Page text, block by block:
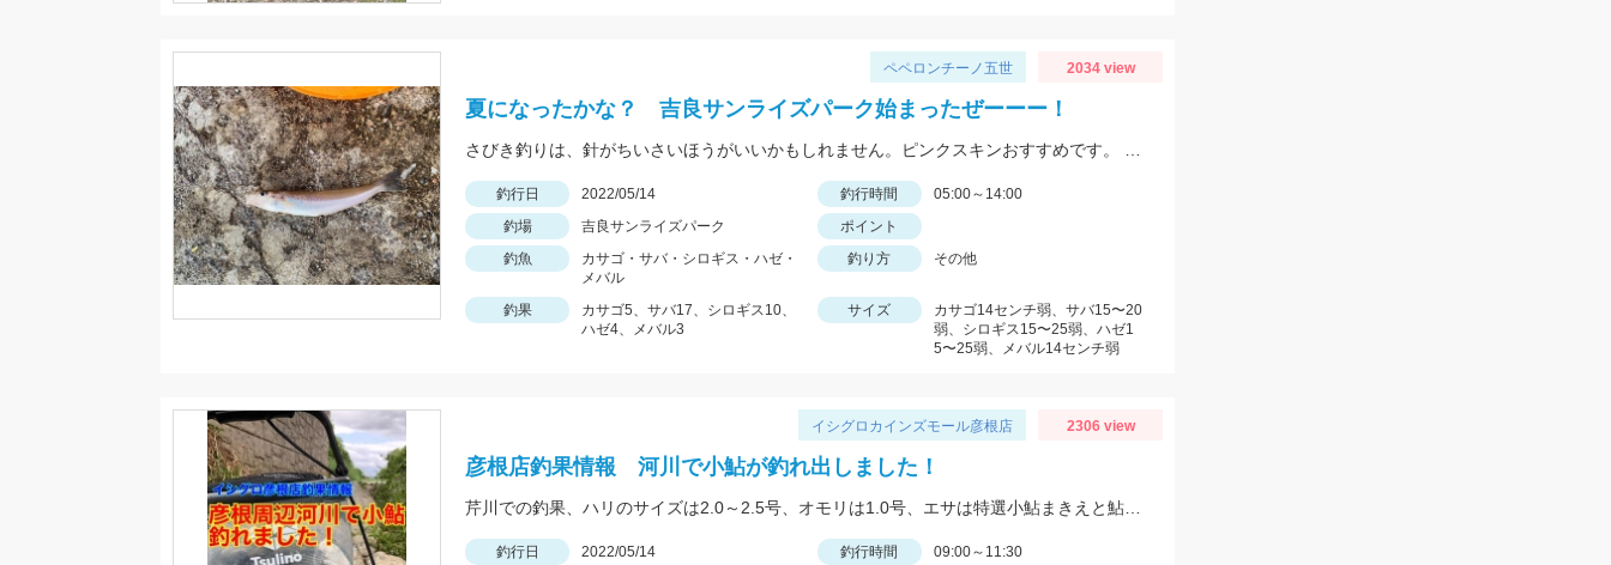
ペペロンチーノ五世 2034 view
夏になったかな？ 吉良サンライズパーク始まったぜーーー！
釣行日 2022/05/14 釣行時間
05:00～14:00
釣場
吉良サンライズパーク
ポイント
釣魚
カサゴ・サバ・シロギス・ハゼ・
メバル
釣り方 その他
釣果
カサゴ5、サバ17、シロギス10、
ハゼ4、メバル3
サイズ
カサゴ14センチ弱、サバ15〜20
弱、シロギス15〜25弱、ハゼ1
5〜25弱、メバル14センチ弱
イシグロカインズモール彦根店 2306 view
彦根店釣果情報 河川で小鮎が釣れ出しました！
釣行日 2022/05/14 釣行時間 09:00～11:30